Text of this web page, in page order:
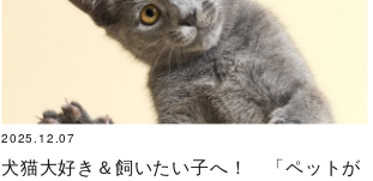
2025.12.07
犬猫大好き＆飼いたい子へ！ 「ペットが